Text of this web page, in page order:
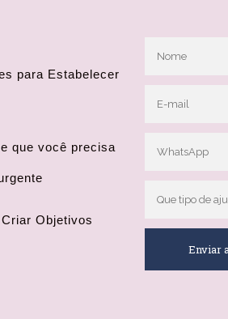
para Estabelecer
que você precisa
Objetivos